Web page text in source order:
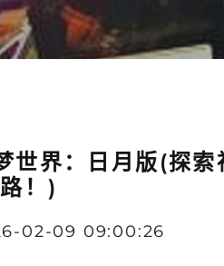
世界：日月版(探
！)
02-09 09:00:26